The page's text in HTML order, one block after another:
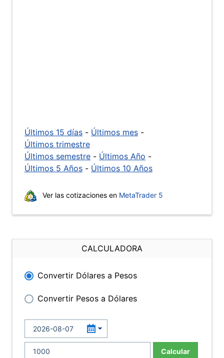
Últimos 15 días - Últimos mes -
Últimos trimestre
Últimos semestre - Últimos Año -
Últimos 5 Años - Últimos 10 Años
Ver las cotizaciones en MetaTrader 5
CALCULADORA
Convertir Dólares a Pesos
Convertir Pesos a Dólares
Calcular